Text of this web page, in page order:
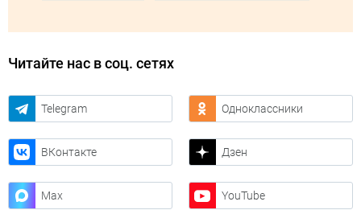
Читайте нас в соц. сетях
Telegram Одноклассники
ВКонтакте Дзен
Max YouTube